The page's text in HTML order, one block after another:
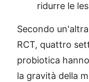
ridurre le
Secondo
RCT, quattro
probiotica
la gravità della